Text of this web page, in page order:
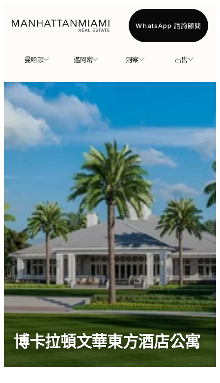
曼哈頓 邁阿密 洞察 出售
WhatsApp 諮詢顧問
博卡拉頓文華東方酒店公寓